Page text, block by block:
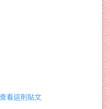
看這則貼文